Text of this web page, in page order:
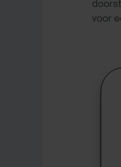
voor